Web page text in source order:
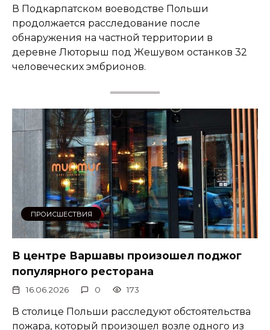
В Подкарпатском воеводстве Польши
продолжается расследование после
обнаружения на частной территории в
деревне Люторыш под Жешувом останков 32
человеческих эмбрионов.
ПРОИСШЕСТВИЯ
В центре Варшавы произошел поджог
популярного ресторана
16.06.2026 0 173
В столице Польши расследуют обстоятельства
пожара, который произошел возле одного из